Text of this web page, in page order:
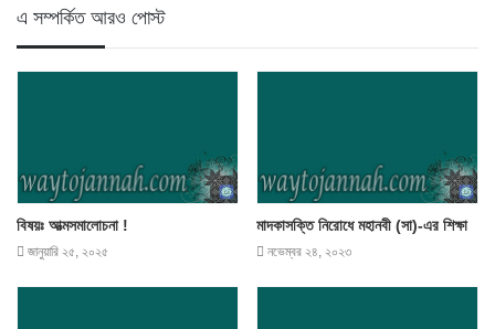
এ সম্পর্কিত আরও পোস্ট
বিষয়ঃ আত্মসমালোচনা !
জানুয়ারি ২৫, ২০২৫
মাদকাসক্তি নিরোধে মহানবী (সা)-এর শিক্ষা
নভেম্বর ২৪, ২০২৩